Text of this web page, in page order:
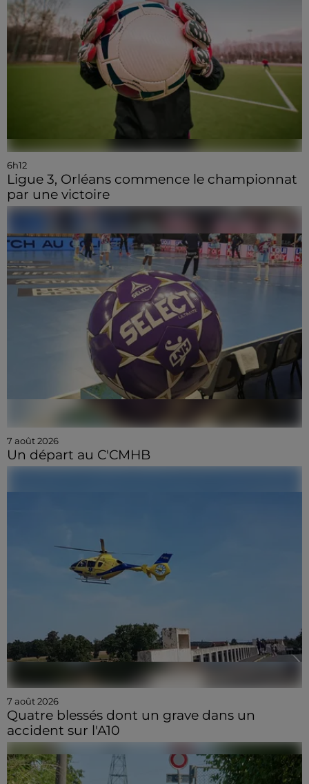
6h12
Ligue 3, Orléans commence le championnat
par une victoire
7 août 2026
Un départ au C'CMHB
7 août 2026
Quatre blessés dont un grave dans un
accident sur l'A10